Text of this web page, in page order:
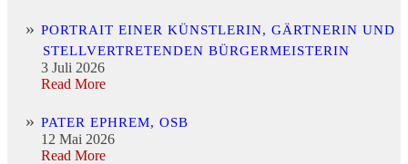
PORTRAIT EINER KÜNSTLERIN, GÄRTNERIN UND
STELLVERTRETENDEN BÜRGERMEISTERIN
3 Juli 2026
Read More
PATER EPHREM, OSB
12 Mai 2026
Read More